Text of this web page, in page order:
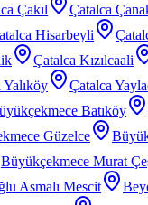
Çakıl Çatalca
Hisarbeyli
Çatalca Kızılcaali
Yalıköy Çatalca
Batıköy
Güzelce
Büyükçekmece Murat
Asmalı Mescit